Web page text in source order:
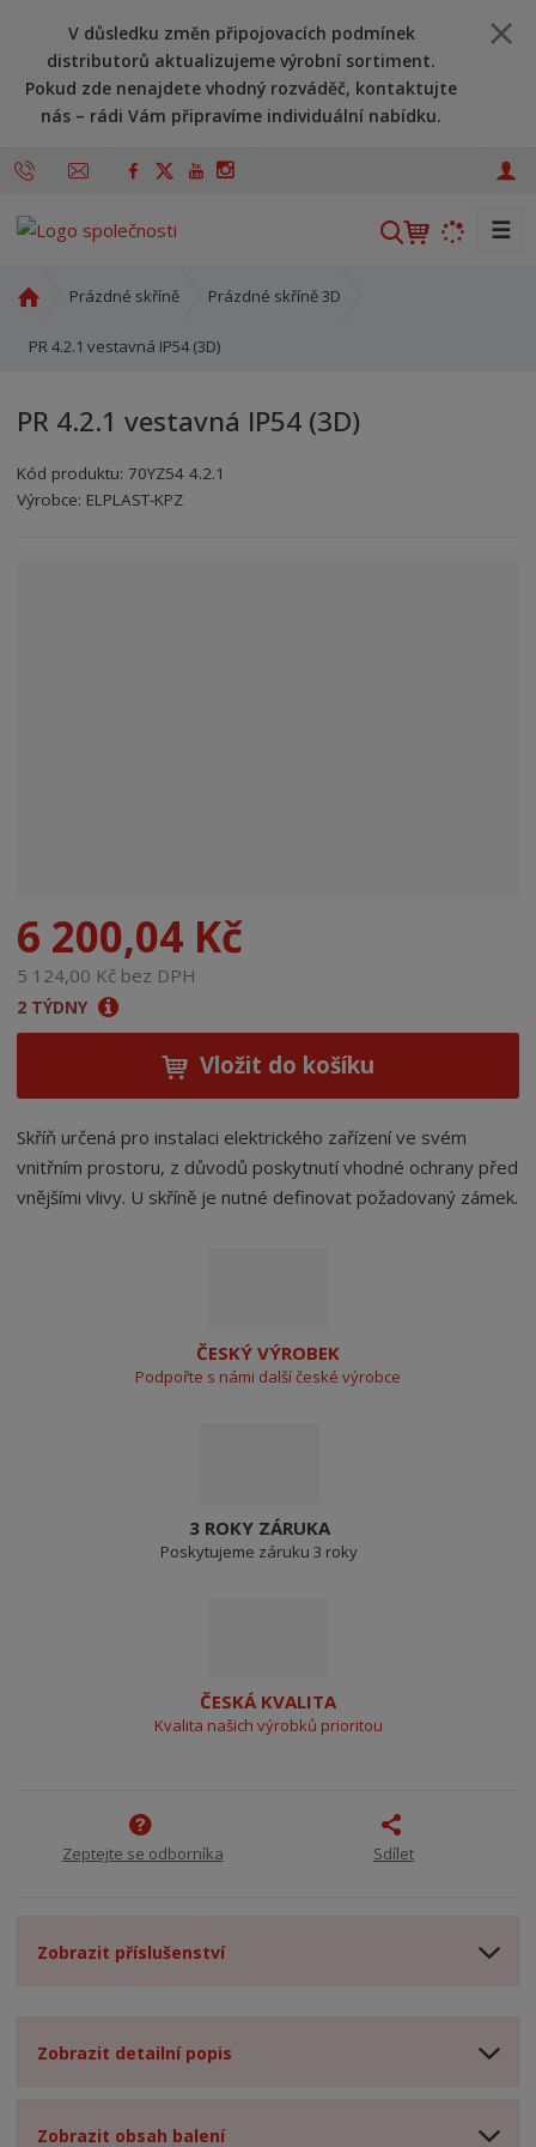
V důsledku změn připojovacích podmínek
distributorů aktualizujeme výrobní sortiment.
Pokud zde nenajdete vhodný rozváděč, kontaktujte
nás – rádi Vám připravíme individuální nabídku.
V
☰
o
í
t
r
Prázdné skříně Prázdné skříně 3D
PR 4.2.1 vestavná IP54 (3D)
PR 4.2.1 vestavná IP54 (3D)
Kód produktu:70YZ54 4.2.1
Kód výrobce: 8595208660344
Kód dodavatele:8595208660344
Výrobce: ELPLAST-KPZ
6 200,04 Kč
5 124,00 Kč bez DPH
2 TÝDNY
Vložit do košíku
Skříň určená pro instalaci elektrického zařízení ve svém
vnitřním prostoru, z důvodů poskytnutí vhodné ochrany před
vnějšími vlivy. U skříně je nutné definovat požadovaný zámek.
ČESKÝ VÝROBEK
Podpořte s námi další české výrobce
3 ROKY ZÁRUKA
Poskytujeme záruku 3 roky
ČESKÁ KVALITA
Kvalita našich výrobků prioritou
Zeptejte se odborníka Sdílet
Zobrazit příslušenství
Zobrazit detailní popis
Zobrazit obsah balení